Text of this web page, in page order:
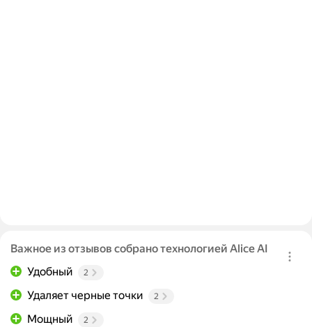
Важное из отзывов собрано технологией Alice AI
Удобный
2
Удаляет черные точки 2
Мощный 2